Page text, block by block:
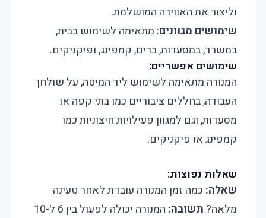
וליצור את האווירה המושלמת.
שימושים מגוונים: מתאימה לשימוש בבית,
במשרד, במסעדות, ברים, קמפינג, ופיקניקים.
שימושים אפשריים:
המנורה מתאימה לשימוש ליד המיטה, על שולחן
העבודה, בחללים ציבוריים כמו בתי קפה או
מסעדות, וגם למגוון פעילויות חיצוניות כמו
קמפינג או פיקניקים.
שאלות נפוצות:
שאלה: כמה זמן המנורה עובדת לאחר טעינה
מלאה? תשובה:
המנורה יכולה לפעול בין 6 ל-10